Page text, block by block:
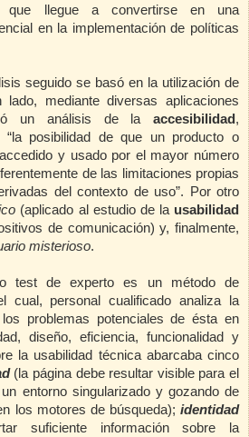
que llegue a convertirse en una
en la implementación de políticas
seguido se basó en la utilización de
lado, mediante diversas aplicaciones
un análisis de la accesibilidad ,
“la posibilidad de que un producto o
y usado por el mayor número
de las limita­ciones propias
del contexto de uso”. Por otro
(aplicado al estudio de la usabilidad
de comunicación) y, finalmente,
misterioso.
test de experto es un método de
cual, personal cualificado analiza la
problemas potenciales de ésta en
diseño, eficiencia, funcionalidad y
la usabilidad técnica abarcaba cinco
(la página debe resultar visible para el
entorno singularizado y gozando de
los motores de búsqueda); identidad
suficiente información sobre la